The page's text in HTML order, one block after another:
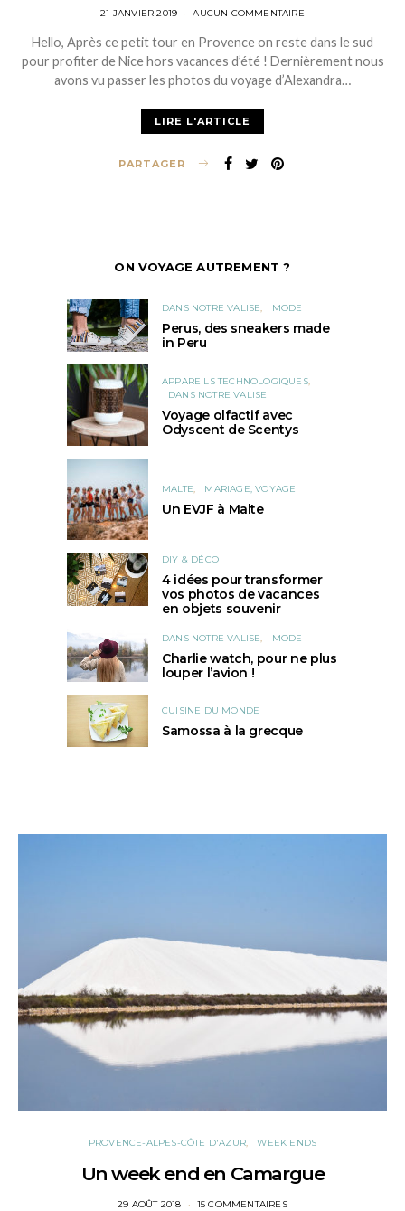
POSTED
21 JANVIER 2019 AUCUN COMMENTAIRE
Hello, Après ce petit tour en Provence on reste dans le sud
pour profiter de Nice hors vacances d’été ! Dernièrement nous
avons vu passer les photos du voyage d’Alexandra…
LIRE L'ARTICLE
PARTAGER
ON VOYAGE AUTREMENT ?
DANS NOTRE VALISE MODE
Perus, des sneakers made
in Peru
APPAREILS TECHNOLOGIQUES
DANS NOTRE VALISE
Voyage olfactif avec
Odyscent de Scentys
MALTE MARIAGE, VOYAGE
Un EVJF à Malte
DIY & DÉCO
4 idées pour transformer
vos photos de vacances
en objets souvenir
DANS NOTRE VALISE MODE
Charlie watch, pour ne plus
louper l’avion !
CUISINE DU MONDE
Samossa à la grecque
PROVENCE-ALPES-CÔTE D'AZUR WEEK ENDS
Un week end en Camargue
POSTED
29 AOÛT 2018 15 COMMENTAIRES